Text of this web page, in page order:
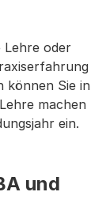
Lehre oder
können Sie in
machen
ein.
und